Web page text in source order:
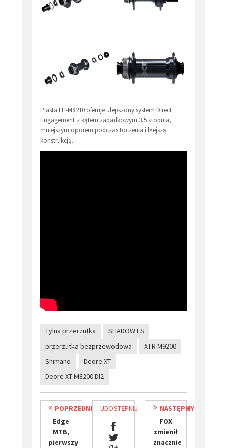
Piasta FH-M8210 oferuje ulepszony system Direct
Engagement z kątem zapadkowym 3,5 stopnia,
mniejszym oporem podczas toczenia i lżejszą
konstrukcją.
Tylna przerzutka
SHADOW ES
przerzutka bezprzewodowa
XTR M9200
Shimano
Deore XT
Deore XT M8200 DI2
POPRZEDNI
​Edge
MTB,
pierwszy
UDOSTĘPNIJ
NASTĘPNY
FOX
zmienił
znacznie